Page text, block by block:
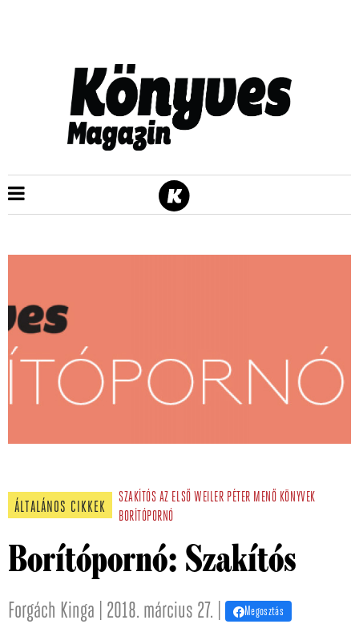
ÁLTALÁNOS CIKKEK
SZAKÍTÓS AZ ELSŐ WEILER PÉTER MENŐ KÖNYVEK
BORÍTÓPORNÓ
Borítópornó: Szakítós
Forgách Kinga | 2018. március 27. | Megosztás